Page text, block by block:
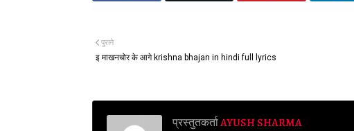
पुराने
इ माखनचोर के आगे krishna bhajan in hindi full lyrics
प्रस्तुतकर्ताAYUSH SHARMA